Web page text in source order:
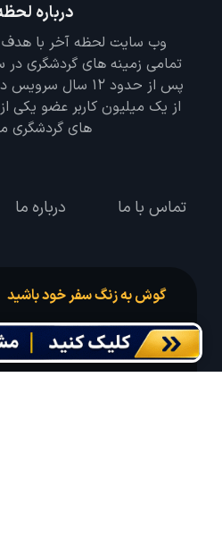
درباره
وب سایت لحظه آخر با هدف
پس از حدود 12
از یک میلیون کاربر عضو یکی از
های گردشگری
تماس با ما درباره ما
گوش به زنگ سفر خود باشید
درخواست سفر خود را در مدت زمان دلخواه ثبت
درخواستی خود را دریافت نمایید